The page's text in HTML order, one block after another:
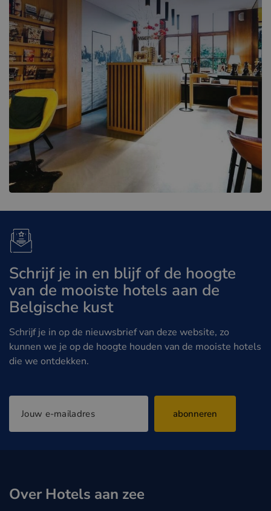
Schrijf je in en blijf of de hoogte
van de mooiste hotels aan de
Belgische kust
Schrijf je in op de nieuwsbrief van deze website, zo
kunnen we je op de hoogte houden van de mooiste hotels
die we ontdekken.
abonneren
Over Hotels aan zee